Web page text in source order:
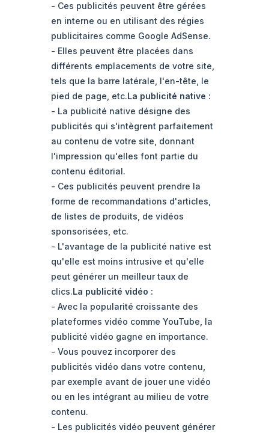
- Ces publicités peuvent être gérées
en interne ou en utilisant des régies
publicitaires comme Google AdSense.
- Elles peuvent être placées dans
différents emplacements de votre site,
tels que la barre latérale, l'en-tête, le
pied de page, etc.La publicité native :
- La publicité native désigne des
publicités qui s'intègrent parfaitement
au contenu de votre site, donnant
l'impression qu'elles font partie du
contenu éditorial.
- Ces publicités peuvent prendre la
forme de recommandations d'articles,
de listes de produits, de vidéos
sponsorisées, etc.
- L'avantage de la publicité native est
qu'elle est moins intrusive et qu'elle
peut générer un meilleur taux de
clics.La publicité vidéo :
- Avec la popularité croissante des
plateformes vidéo comme YouTube, la
publicité vidéo gagne en importance.
- Vous pouvez incorporer des
publicités vidéo dans votre contenu,
par exemple avant de jouer une vidéo
ou en les intégrant au milieu de votre
contenu.
- Les publicités vidéo peuvent générer